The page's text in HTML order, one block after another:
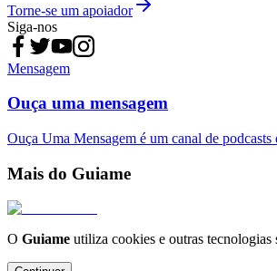
Torne-se um apoiador
Siga-nos
Mensagem
Ouça uma mensagem
Ouça Uma Mensagem é um canal de
Mais do Guiame
O Guiame utiliza cookies e outras tecnologias